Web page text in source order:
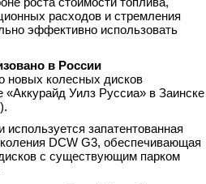
расходов и стремления
эффективно использовать
в России
новых колесных дисков
«Аккурайд Уилз Руссиа» в Заинске
запатентованная
DCW G3, обеспечивающая
с существующим парком